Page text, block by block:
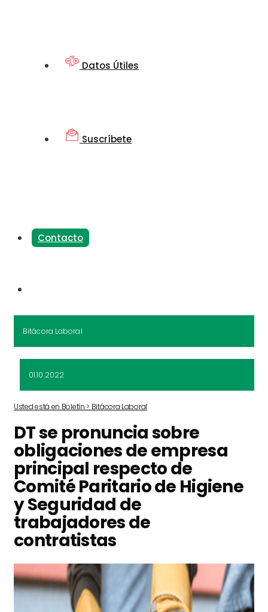
Datos Útiles
Suscríbete
Contacto
Bitácora Laboral
01.10.2022
Usted está en Boletín > Bitácora Laboral
DT se pronuncia sobre
obligaciones de empresa
principal respecto de
Comité Paritario de Higiene
y Seguridad de
trabajadores de
contratistas